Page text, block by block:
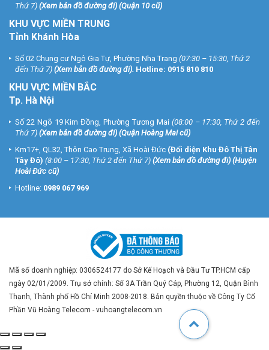
Thứ 7) (Xem bản đồ đường đi) (Quận 10 cũ)
KHU VỰC MIỀN TRUNG
Tỉnh Khánh Hòa
Số 02 Chung cư Ngô Gia Tự, Phường Nha Trang (07:30 – 15:30, Thứ 2
đến Thứ 7) (Xem bản đồ đường đi). Hotline: 0915 810 810
KHU VỰC MIỀN BẮC
Tp. Hà Nội
Số 22 Ngõ 19 Kim Đồng, Phường Tương Mai (08:00 – 17:30, Thứ 2 đến
Thứ 7) (Xem bản đồ đường đi) (Quận Hoàng Mai cũ)
Km17+, QL32, Thôn Cao Trung, Xã Hoài Đức (Đối diện Khu Đô Thị Tân
Tây Đô) (8:00 – 17:30, Thứ 2 đến Thứ 7) (Xem bản đồ đường đi) (Huyện
Hoài Đức cũ)
Hotline: 0989 067 969
Mã số doanh nghiệp: 0306524177 do Sở Kế Hoạch và Đầu Tư TP.HCM cấp
ngày 02/01/2009. Trụ sở chính: Số 3A Trần Quý Cáp, Phường 12, Quận Bình
Thạnh, Thành phố Hồ Chí Minh 2008-2018. Bản quyền thuộc về Công Ty Cổ
Phần Vũ Hoàng Telecom - vuhoangtelecom.vn